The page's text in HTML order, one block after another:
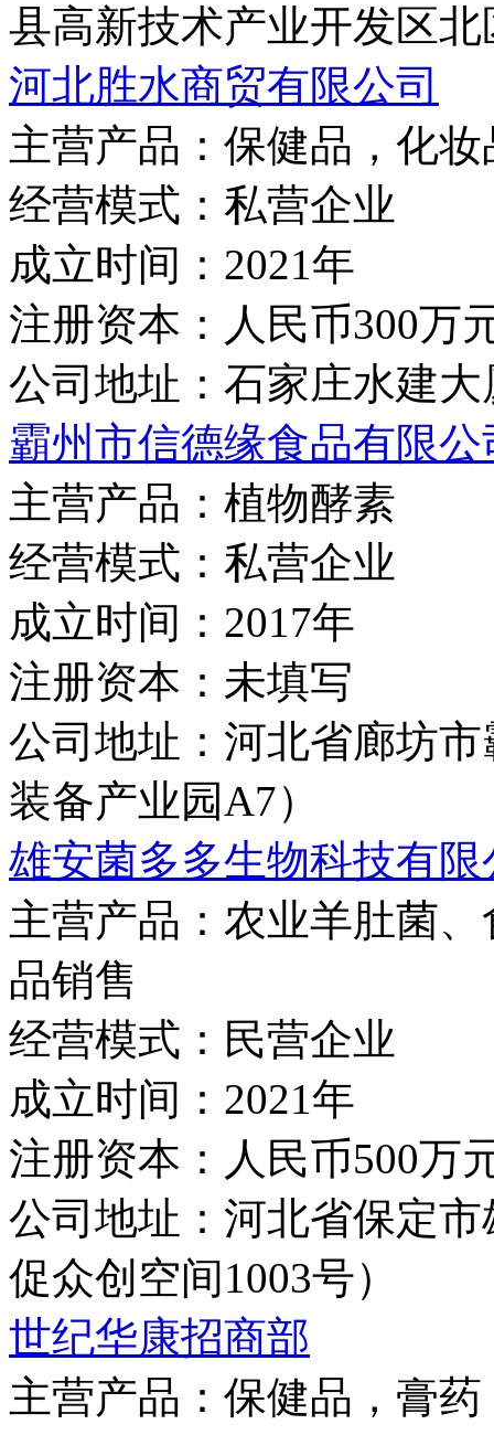
县高新技术产业开发区
河北胜水商贸有限公司
主营产品： 保健品，化妆
经营模式： 私营企业
成立时间： 2021年
注册资本： 人民币300万
公司地址： 石家庄水建大
霸州市信德缘食品有限公
主营产品： 植物酵素
经营模式： 私营企业
成立时间： 2017年
注册资本： 未填写
公司地址： 河北省廊坊
装备产业园A7）
雄安菌多多生物科技有限
主营产品： 农业羊肚菌
品销售
经营模式： 民营企业
成立时间： 2021年
注册资本： 人民币500万
公司地址： 河北省保定
促众创空间1003号）
世纪华康招商部
主营产品： 保健品，膏